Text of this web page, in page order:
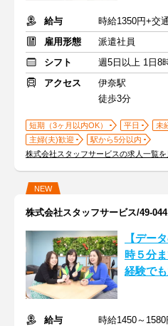
給与
時給1350円+交
雇用形態
派遣社員
シフト
週5日以上 1日8
アクセス
伊奈駅
徒歩3分
短期（3ヶ月以内OK） 平日
未
主婦(夫)歓迎
駅から5分以内
株式会社スタッフサービスの求人一覧を
NEW
株式会社スタッフサービス/49-
【デー
時５分
経験で
給与
時給1450～